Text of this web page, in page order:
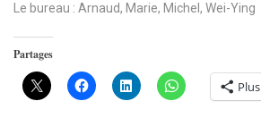
Le bureau : Arnaud, Marie, Michel, Wei-Ying
Partages
Plus